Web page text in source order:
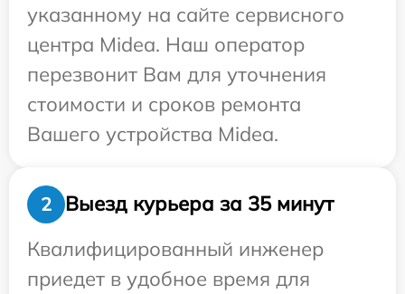
указанному на сайте сервисного
центра Midea. Наш оператор
перезвонит Вам для уточнения
стоимости и сроков ремонта
Вашего устройства Midea.
2
Выезд курьера за 35 минут
Квалифицированный инженер
приедет в удобное время для